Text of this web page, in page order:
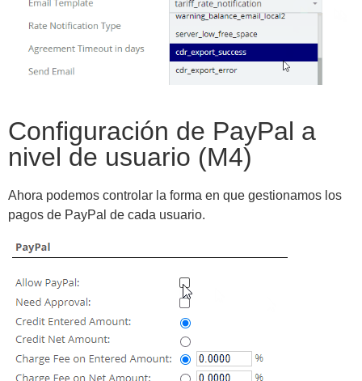
Configuración de PayPal a
nivel de usuario (M4)
Ahora podemos controlar la forma en que gestionamos los
pagos de PayPal de cada usuario.